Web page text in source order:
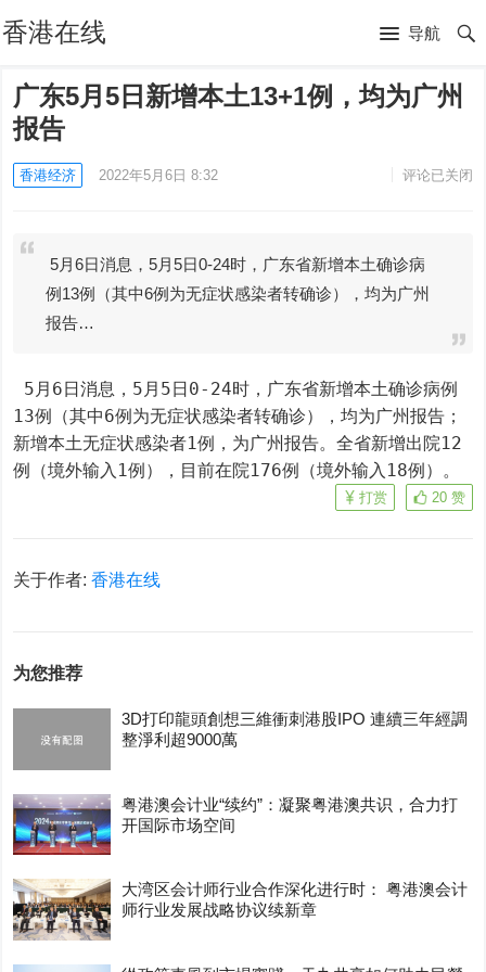
香港在线 导航
广东5月5日新增本土13+1例，均为广州
报告
香港经济 2022年5月6日 8:32 评论已关闭
5月6日消息，5月5日0-24时，广东省新增本土确诊病
例13例（其中6例为无症状感染者转确诊），均为广州
报告…
5月6日消息，5月5日0-24时，广东省新增本土确诊病例
13例（其中6例为无症状感染者转确诊），均为广州报告；
新增本土无症状感染者1例，为广州报告。全省新增出院12
例（境外输入1例），目前在院176例（境外输入18例）。
20 赞
打赏
关于作者:香港在线
为您推荐
3D打印龍頭創想三維衝刺港股IPO 連續三年經調
整淨利超9000萬
粤港澳会计业“续约”：凝聚粤港澳共识，合力打
开国际市场空间
大湾区会计师行业合作深化进行时： 粤港澳会计
师行业发展战略协议续新章